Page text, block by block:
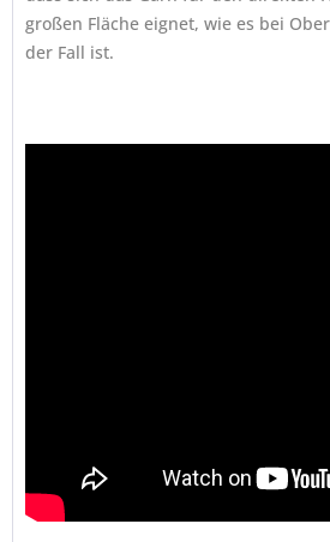
großen Fläche eignet, wie es bei
der Fall ist.